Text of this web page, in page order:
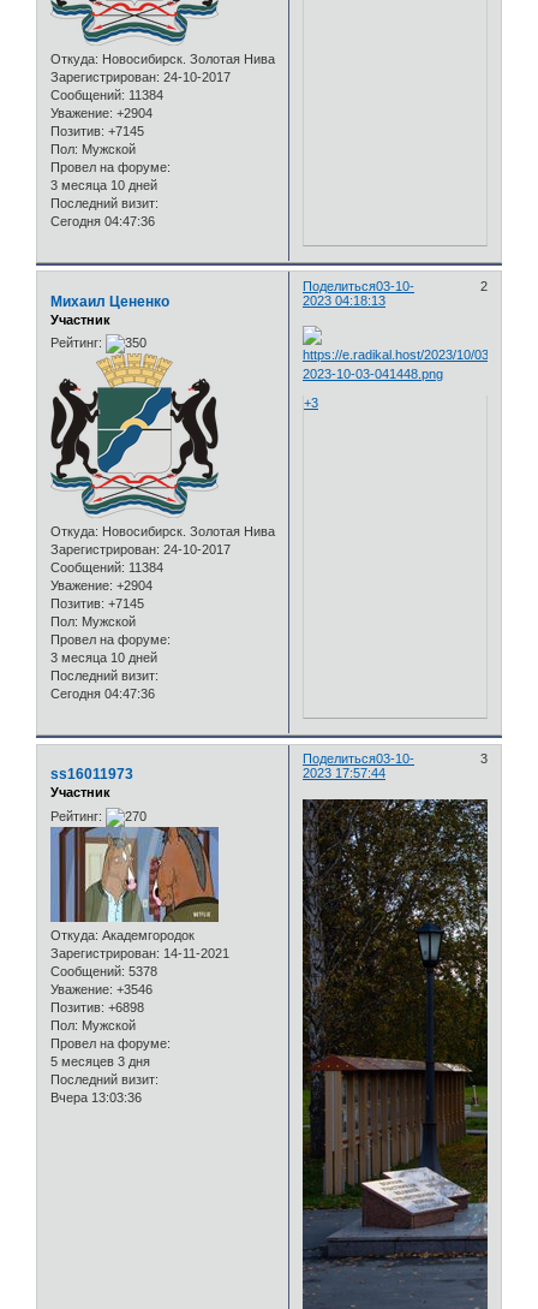
Откуда: Новосибирск. Золотая Нива
Зарегистрирован: 24-10-2017
Сообщений: 11384
Уважение: +2904
Позитив: +7145
Пол: Мужской
Провел на форуме:
3 месяца 10 дней
Последний визит:
Сегодня 04:47:36
Поделиться 2
03-10-
2023 04:18:13
Михаил Цененко
Участник
Рейтинг:
Откуда: Новосибирск. Золотая Нива
Зарегистрирован: 24-10-2017
Сообщений: 11384
Уважение: +2904
Позитив: +7145
Пол: Мужской
Провел на форуме:
3 месяца 10 дней
Последний визит:
Сегодня 04:47:36
+3
Поделиться 3
03-10-
2023 17:57:44
ss16011973
Участник
Рейтинг:
Откуда: Академгородок
Зарегистрирован: 14-11-2021
Сообщений: 5378
Уважение: +3546
Позитив: +6898
Пол: Мужской
Провел на форуме:
5 месяцев 3 дня
Последний визит:
Вчера 13:03:36